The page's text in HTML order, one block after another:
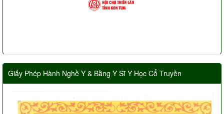
Giấy Phép Hành Nghề Y & Bằng Y Sĩ Y Học Cổ Truyền